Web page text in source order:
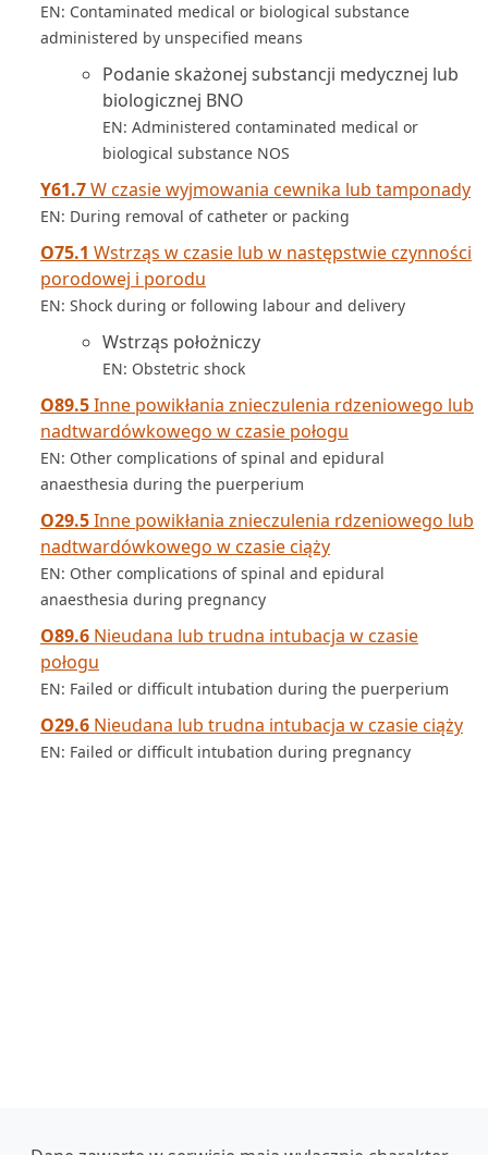
EN: Contaminated medical or biological substance
administered by unspecified means
Podanie skażonej substancji medycznej lub
biologicznej BNO
EN: Administered contaminated medical or
biological substance NOS
Y61.7W czasie wyjmowania cewnika lub tamponady
EN: During removal of catheter or packing
O75.1 Wstrząs w czasie lub w następstwie czynności
porodowej i porodu
EN: Shock during or following labour and delivery
Wstrząs położniczy
EN: Obstetric shock
O89.5Inne powikłania znieczulenia rdzeniowego lub
nadtwardówkowego w czasie połogu
EN: Other complications of spinal and epidural
anaesthesia during the puerperium
O29.5Inne powikłania znieczulenia rdzeniowego lub
nadtwardówkowego w czasie ciąży
EN: Other complications of spinal and epidural
anaesthesia during pregnancy
O89.6 Nieudana lub trudna intubacja w czasie
połogu
EN: Failed or difficult intubation during the puerperium
O29.6 Nieudana lub trudna intubacja w czasie ciąży
EN: Failed or difficult intubation during pregnancy